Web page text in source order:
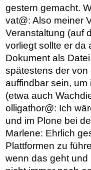
gestern gemacht.
vat@: Also meiner
Veranstaltung (auf
vorliegt sollte er da
Dokument als
spätestens der
auffindbar sein,
(etwa auch
olligathor@: Ich
und im Plone bei
Marlene: Ehrlich
Plattformen zu
wenn das geht